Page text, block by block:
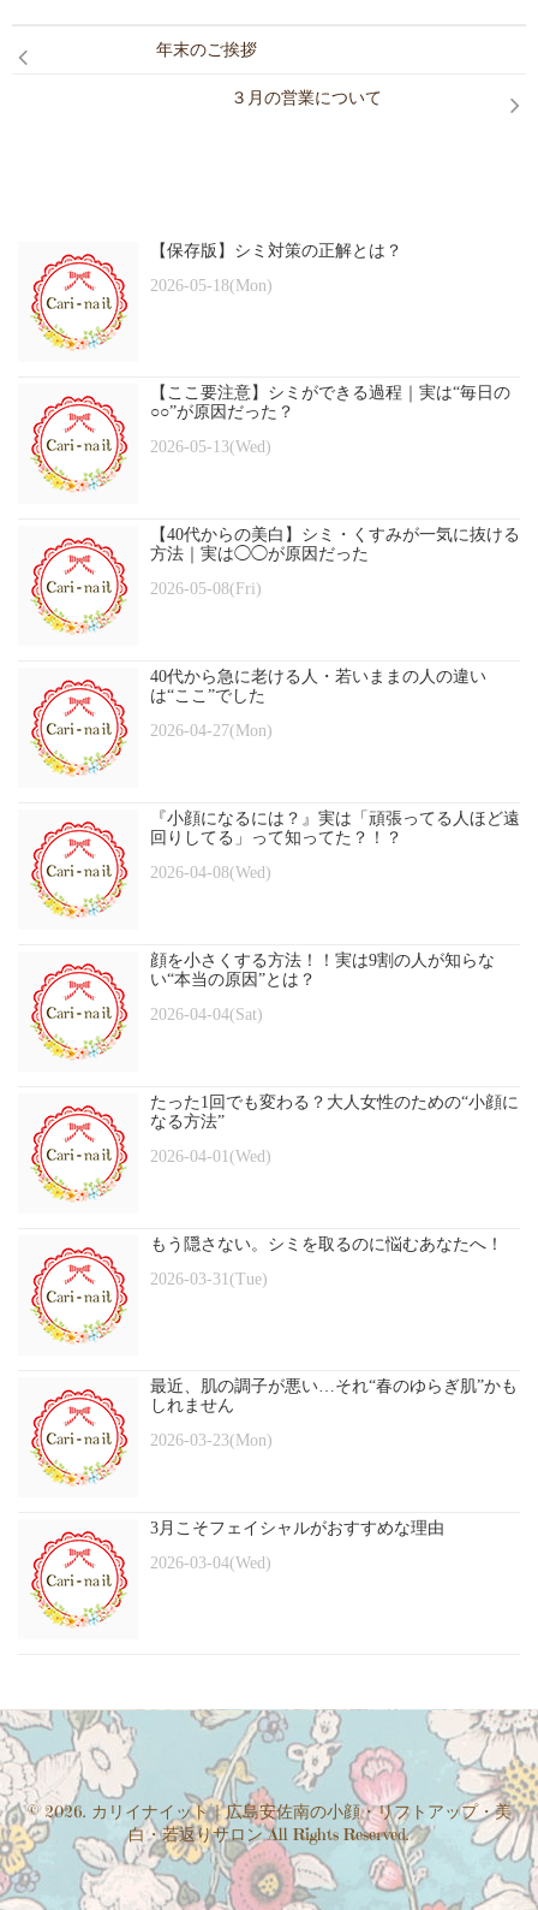
年末のご挨拶
３月の営業について
【保存版】シミ対策の正解とは？
2026-05-18(Mon)
【ここ要注意】シミができる過程｜実は“毎日の
○○”が原因だった？
2026-05-13(Wed)
【40代からの美白】シミ・くすみが一気に抜ける
方法｜実は◯◯が原因だった
2026-05-08(Fri)
40代から急に老ける人・若いままの人の違い
は“ここ”でした
2026-04-27(Mon)
『小顔になるには？』実は「頑張ってる人ほど遠
回りしてる」って知ってた？！？
2026-04-08(Wed)
顔を小さくする方法！！実は9割の人が知らな
い“本当の原因”とは？
2026-04-04(Sat)
たった1回でも変わる？大人女性のための“小顔に
なる方法”
2026-04-01(Wed)
もう隠さない。シミを取るのに悩むあなたへ！
2026-03-31(Tue)
最近、肌の調子が悪い…それ“春のゆらぎ肌”かも
しれません
2026-03-23(Mon)
3月こそフェイシャルがおすすめな理由
2026-03-04(Wed)
© 2026. カリイナイット｜広島安佐南の小顔・リフトアップ・美
白・若返りサロン All Rights Reserved.